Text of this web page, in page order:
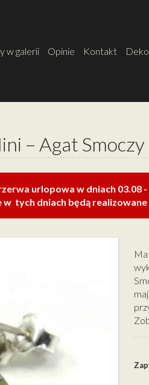
w galerii Opinie Kontakt
– Agat
urlopowa w dniach 03.08 -
w tych dniach będą realizowane